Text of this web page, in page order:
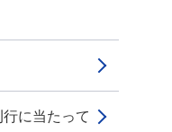
に当たって